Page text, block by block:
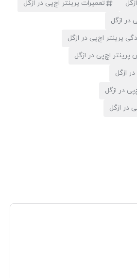
تعمیرات پرینتر اچ‌پی در ازگل
در ازگل
پرینتر اچ‌پی در ازگل
اچ‌پی در ازگل
ازگل
در ازگل
در ازگل